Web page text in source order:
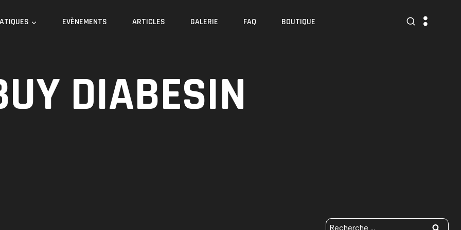
EVÈNEMENTS ARTICLES GALERIE FAQ BOUTIQUE
DIABESIN
R